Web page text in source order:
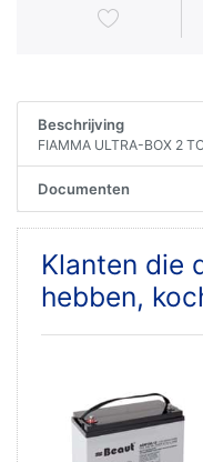
Beschrijving
FIAMMA ULTRA-BOX 2
Documenten
Klanten die
hebben,